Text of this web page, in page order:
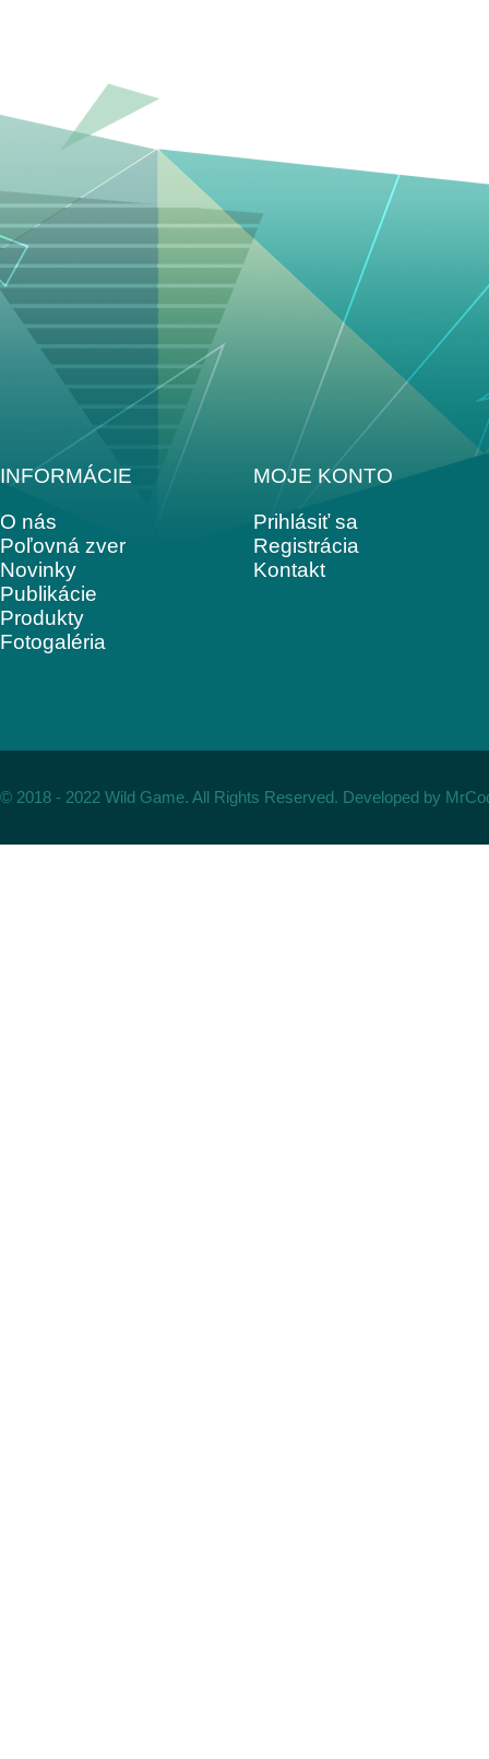
INFORMÁCIE
O nás
Poľovná zver
Novinky
Publikácie
Produkty
Fotogaléria
MOJE KONTO
Prihlásiť sa
Registrácia
Kontakt
© 2018 - 2022 Wild Game. All Rights Reserved. Developed by